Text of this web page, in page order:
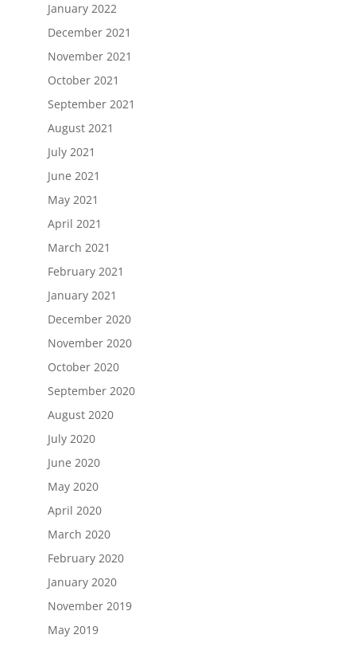
January 2022
December 2021
November 2021
October 2021
September 2021
August 2021
July 2021
June 2021
May 2021
April 2021
March 2021
February 2021
January 2021
December 2020
November 2020
October 2020
September 2020
August 2020
July 2020
June 2020
May 2020
April 2020
March 2020
February 2020
January 2020
November 2019
May 2019